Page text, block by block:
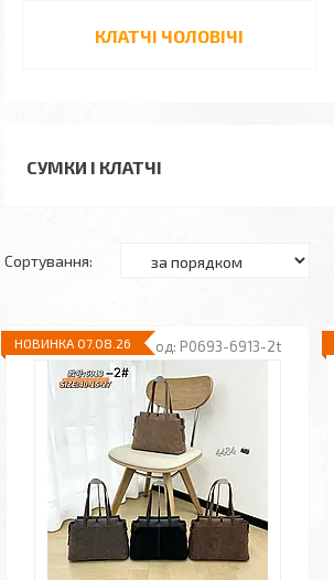
КЛАТЧІ ЧОЛОВІЧІ
СУМКИ І КЛАТЧІ
P0693-6913-2t
НОВИНКА 07.08.26